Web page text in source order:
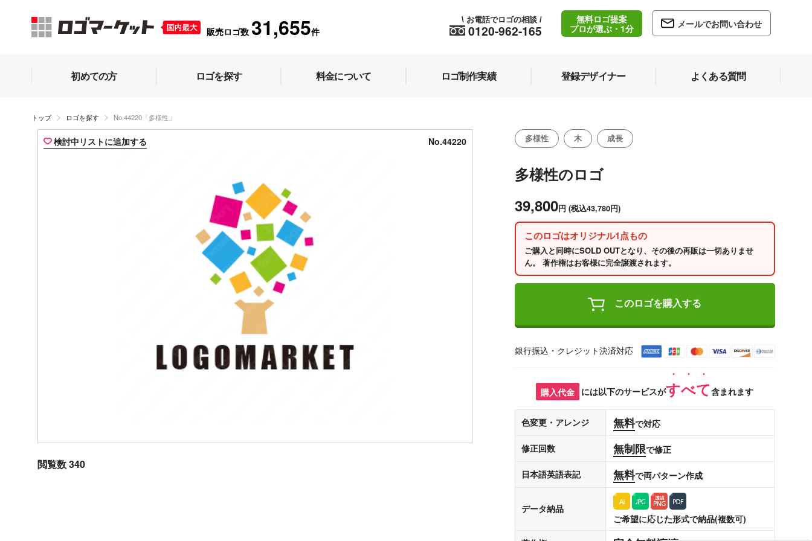
販売ロゴ数 31,655件 0120-962-165
\ お電話でロゴの相談 /
無料ロゴ提案
プロが選ぶ・1分
メールでお問い合わせ
初めての方 ロゴを探す 料金について ロゴ制作実績 登録デザイナー よくある質問
トップ ロゴを探す No.44220「多様性」
検討中リストに追加する No.44220
閲覧数 340
多様性 木 成長
多様性のロゴ
39,800円 (税込43,780円)
このロゴはオリジナル1点もの
ご購入と同時にSOLD OUTとなり、その後の再販は一切ありませ
ん。 著作権はお客様に完全譲渡されます。
このロゴを購入する
銀行振込・クレジット決済対応
購入代金 には以下のサービスがすべて含まれます
色変更・アレンジ 無料で対応
修正回数 無制限で修正
日本語英語表記 無料で両パターン作成
データ納品
ご希望に応じた形式で納品(複数可)